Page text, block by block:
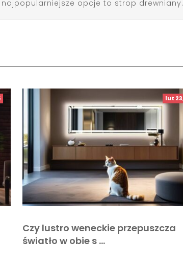
opcje to strop
lut
Czy lustro weneckie przepuszcza
światło w obie s …